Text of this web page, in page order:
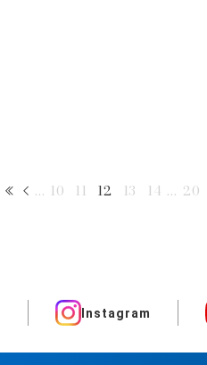
... 10 11 12 13 14 ... 20
Instagram